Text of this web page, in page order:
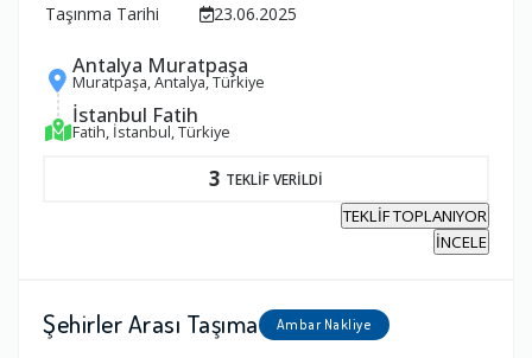
Taşınma Tarihi
23.06.2025
Antalya Muratpaşa
Muratpaşa, Antalya, Türkiye
İstanbul Fatih
Fatih, İstanbul, Türkiye
3 TEKLİF VERİLDİ
TEKLİF TOPLANIYOR
İNCELE
Şehirler Arası Taşıma Ambar Nakliye